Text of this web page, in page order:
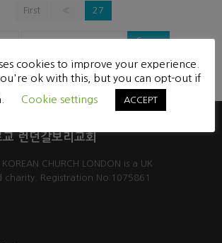
First « 27
Searc
h
KBoard
런던갈보리교회
CHURCH LONDON is a UK
charity. Registration No:1075861
cookies to improve your experience.
ok with this, but you can opt-out if
Cookie settings ACCEPT